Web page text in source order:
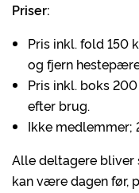
Priser:
Pris inkl. fold 150
og fjern
Pris inkl. boks
efter brug.
Ikke medlemmer;
Alle deltagere bliver
kan være dagen før,